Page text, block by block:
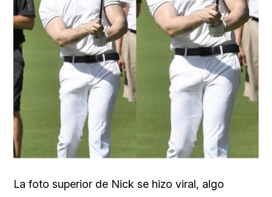
La foto superior de Nick se hizo viral, algo